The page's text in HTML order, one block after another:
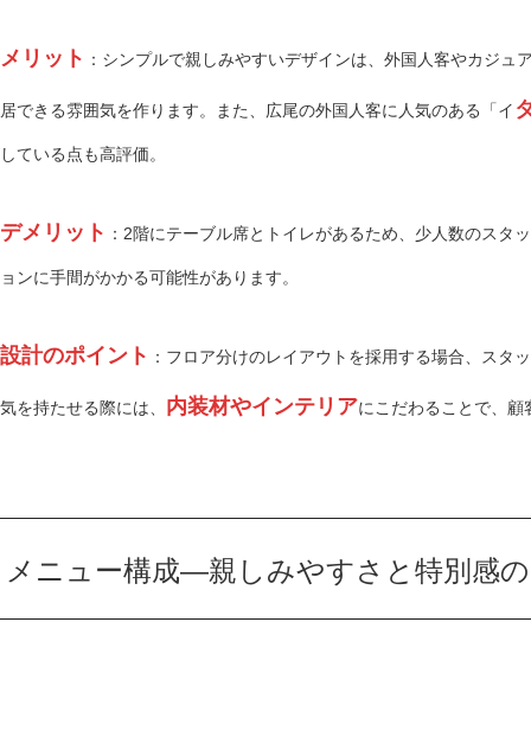
メリット ：シンプルで親しみやすいデザインは、外国人客やカジ
居できる雰囲気を作ります。また、広尾の外国人客に人気のある「イ
している点も高評価。
デメリット ：2階にテーブル席とトイレがあるため、少人数のスタ
ョンに手間がかかる可能性があります。
設計のポイント ：フロア分けのレイアウトを採用する場合、スタ
気を持たせる際には、 内装材やインテリアにこだわることで、
メニュー構成—親しみやすさと特別感